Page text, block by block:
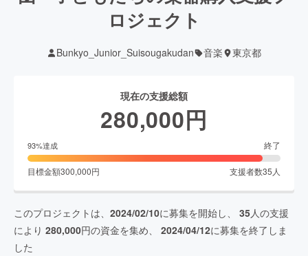
ロジェクト
Bunkyo_Junior_Suisougakudan 音楽 東京都
現在の支援総額
280,000円
93%達成 終了
目標金額300,000円 支援者数35 人
このプロジェクトは、 2024/02/10に募集を開始し、 35人の支援
により 280,000円の資金を集め、 2024/04/12に募集を終了しま
した